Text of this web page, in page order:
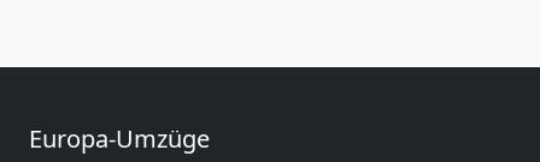
Europa-Umzüge